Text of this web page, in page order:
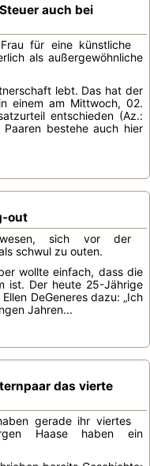
auch bei
für eine künstliche
als außergewöhnliche
lebt. Das hat der
einem am Mittwoch, 02.
entschieden (Az.:
bestehe auch hier
out
sich vor der
schwul zu outen.
wollte einfach, dass die
ist. Der heute 25-Jährige
DeGeneres dazu: „Ich
Jahren...
das vierte
gerade ihr viertes
Haase haben ein